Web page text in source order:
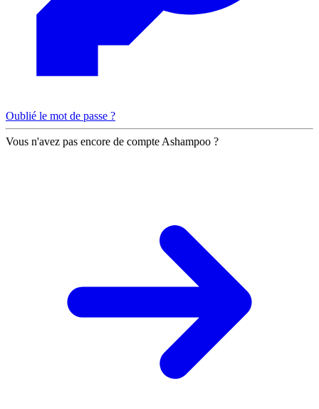
Oublié le mot de passe ?
Vous n'avez pas encore de compte Ashampoo ?